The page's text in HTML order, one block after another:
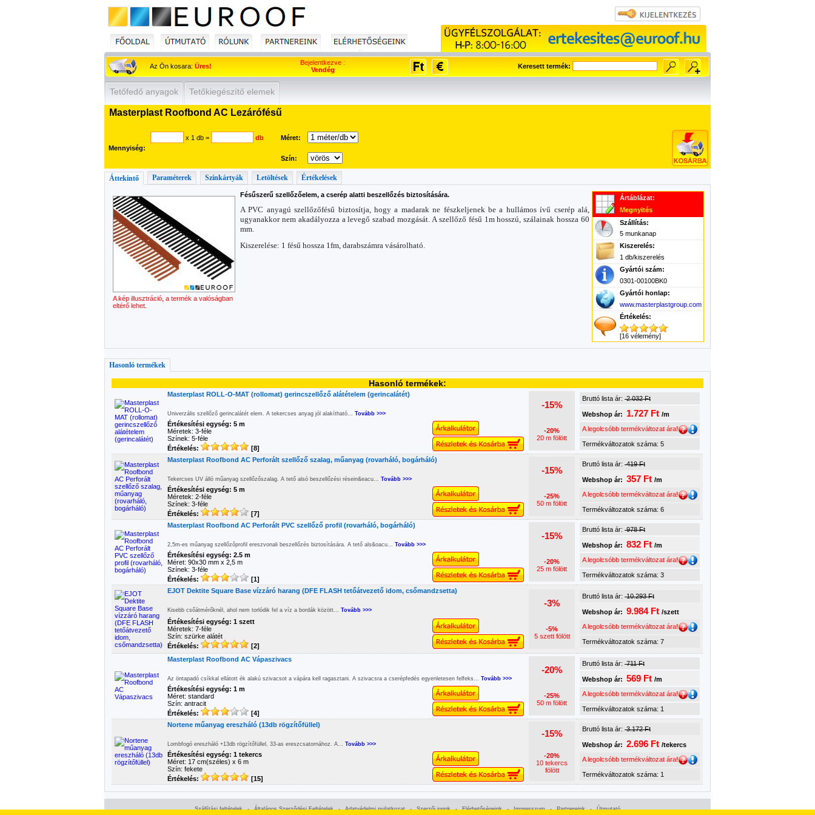
Az Ön kosara: Üres!
Bejelentkezve :
Vendég
Keresett termék:
Tetőfedő anyagok Tetőkiegészítő elemek
Masterplast Roofbond AC Lezárófésű
Mennyiség:
x 1 db = db Méret:
Szín:
Áttekintő Paraméterek Színkártyák Letöltések Értékelések
A kép illusztráció, a termék a valóságban
eltérő lehet.
Fésűszerű szellőzőelem, a cserép alatti beszellőzés biztosítására.
A PVC anyagú szellőzőfésű biztosítja, hogy a madarak ne fészkeljenek be a hullámos ívű cserép alá,
ugyanakkor nem akadályozza a levegő szabad mozgását. A szellőző fésű 1m hosszú, szálainak hossza 60
mm.
Kiszerelése: 1 fésű hossza 1fm, darabszámra vásárolható.
Ártáblázat:
Megnyités
Szállítás:
5 munkanap
Kiszerelés:
1 db/kiszerelés
Gyártói szám:
0301-00100BK0
Gyártói honlap:
www.masterplastgroup.com
Értékelés:
[16 vélemény]
Hasonló termékek
Hasonló termékek:
Masterplast ROLL-O-MAT (rollomat) gerincszellőző alátételem (gerincalátét)
Univerzális szellőző gerincalátét elem. A tekercses anyag jól alakítható... Tovább >>>
-15%
-20%
20 m fölött
Bruttó lista ár: 2.032 Ft
Webshop ár: 1.727 Ft /m
A legolcsóbb termékváltozat ára!
Termékváltozatok száma: 5
Értékesítési egység: 5 m
Méretek: 3-féle
Színek: 5-féle
Értékelés:
[8]
Masterplast Roofbond AC Perforált szellőző szalag, műanyag (rovarháló, bogárháló)
Tekercses UV álló műanyag szellőzőszalag. A tető alsó beszellőzési résein&eacu... Tovább >>>
-15%
-25%
50 m fölött
Bruttó lista ár: 419 Ft
Webshop ár: 357 Ft /m
A legolcsóbb termékváltozat ára!
Termékváltozatok száma: 6
Értékesítési egység: 5 m
Méretek: 2-féle
Színek: 3-féle
Értékelés:
[7]
Masterplast Roofbond AC Perforált PVC szellőző profil (rovarháló, bogárháló)
2,5m-es műanyag szellőzőprofil ereszvonali beszellőzés biztosítására. A tető als&oacu... Tovább >>>
-15%
-20%
25 m fölött
Bruttó lista ár: 978 Ft
Webshop ár: 832 Ft /m
A legolcsóbb termékváltozat ára!
Termékváltozatok száma: 3
Értékesítési egység: 2.5 m
Méret: 90x30 mm x 2,5 m
Színek: 3-féle
Értékelés:
[1]
EJOT Dektite Square Base vízzáró harang (DFE FLASH tetőátvezető idom, csőmandzsetta)
Kisebb csőátmérőknél, ahol nem torlódik fel a víz a bordák között... Tovább >>>
-3%
-5%
5 szett fölött
Bruttó lista ár: 10.293 Ft
Webshop ár: 9.984 Ft /szett
A legolcsóbb termékváltozat ára!
Termékváltozatok száma: 7
Értékesítési egység: 1 szett
Méretek: 7-féle
Szín: szürke alátét
Értékelés:
[2]
Masterplast Roofbond AC Vápaszivacs
Az öntapadó csíkkal ellátott ék alakú szivacsot a vápára kell ragasztani. A szivacsra a cserépfedés egyenletesen felfeks... Tovább >>>
-20%
-25%
50 m fölött
Bruttó lista ár: 711 Ft
Webshop ár: 569 Ft /m
A legolcsóbb termékváltozat ára!
Termékváltozatok száma: 1
Értékesítési egység: 1 m
Méret: standard
Szín: antracit
Értékelés:
[4]
Nortene műanyag ereszháló (13db rögzítőfüllel)
Lombfogó ereszháló +13db rögzítőfüllel, 33-as ereszcsatornához. A... Tovább >>>
-15%
-20%
10 tekercs
fölött
Bruttó lista ár: 3.172 Ft
Webshop ár: 2.696 Ft /tekercs
A legolcsóbb termékváltozat ára!
Termékváltozatok száma: 1
Értékesítési egység: 1 tekercs
Méret: 17 cm(széles) x 6 m
Szín: fekete
Értékelés:
[15]
Szállítási feltételek - Általános Szerződési Feltételek - Adatvédelmi nyilatkozat - Szerzői jogok - Elérhetőségeink - Impresszum - Partnereink - Útmutató